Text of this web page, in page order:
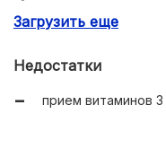
останавливают
Загрузить еще
Недостатки
прием витаминов 3